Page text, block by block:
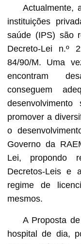
Actualmente,
instituições
saúde (IPS) são
Decreto-Lei n.º
84/90/M. Uma
encontram
conseguem
promover a
o
Governo da
Lei, propondo
Decretos-Leis e
regime de
mesmos.
A Proposta
hospital de dia,